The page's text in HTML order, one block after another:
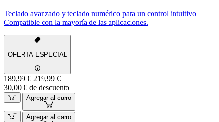
Teclado avanzado y teclado numérico para un control intuitivo.
Compatible con la mayoría de las aplicaciones.
OFERTA ESPECIAL
189,99 € 219,99 €
30,00 € de descuento
Agregar al carro
Agregar al carro